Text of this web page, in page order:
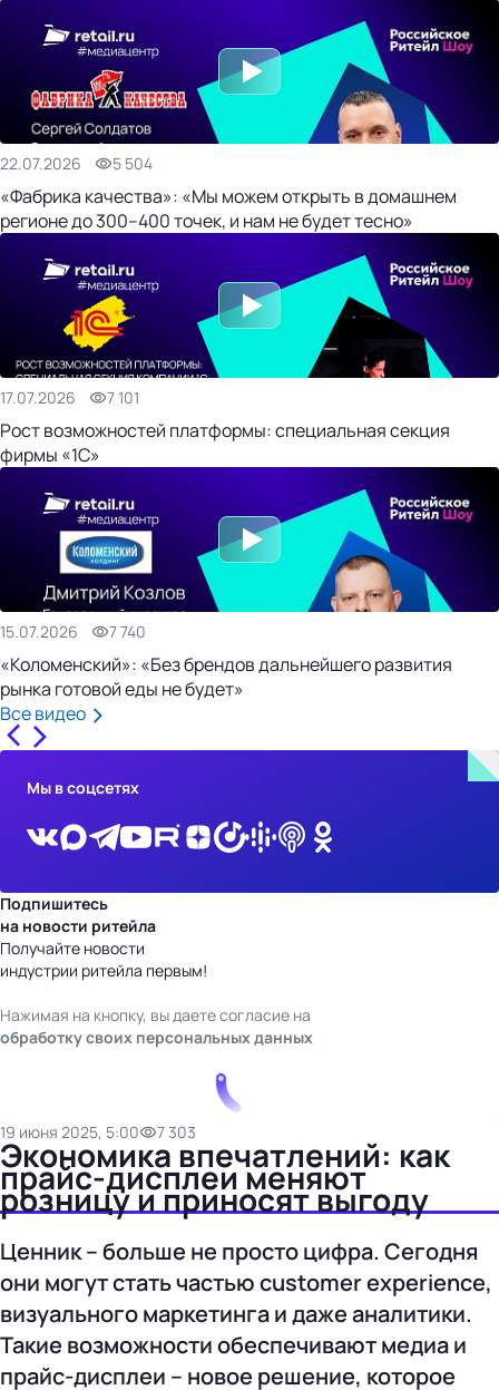
22.07.2026 5 504
«Фабрика качества»: «Мы можем открыть в домашнем
регионе до 300–400 точек, и нам не будет тесно»
17.07.2026 7 101
Рост возможностей платформы: специальная секция
фирмы «1С»
15.07.2026 7 740
«Коломенский»: «Без брендов дальнейшего развития
рынка готовой еды не будет»
Все видео
Мы в соцсетях
Подпишитесь
на новости ритейла
Получайте новости
индустрии ритейла первым!
Нажимая на кнопку, вы даете согласие на
обработку своих персональных данных
19 июня 2025, 5:00 7 303
Экономика впечатлений: как
прайс-дисплеи меняют
розницу и приносят выгоду
Ценник – больше не просто цифра. Сегодня
они могут стать частью customer experience,
визуального маркетинга и даже аналитики.
Такие возможности обеспечивают медиа и
прайс-дисплеи – новое решение, которое